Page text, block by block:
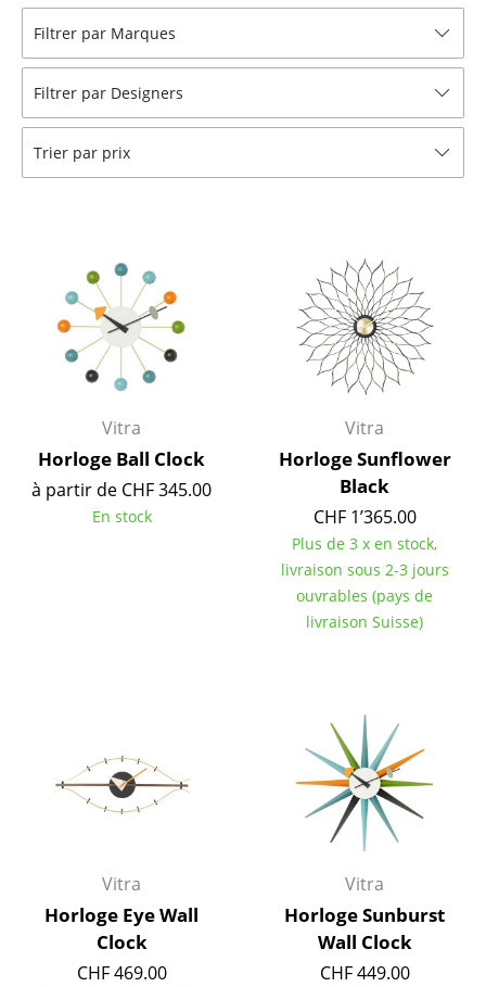
Chaises et Tabourets de bar
Tabourets
Bancs & Chaises longues
Poufs poires
Chaises à bascule
Chaises de bureau
Chaises de conférence
Pièces détachées
... voir tous les sièges
Secrétaires & Tables PC
Tables de conférence et Pupitres
Tables enfants
Table de jardin
Chariots & Dessertes
Filtrer par Marques
Filtrer par Designers
Trier par prix
Vitra
Horloge Ball Clock
à partir de CHF 345.00
En stock
Vitra
Horloge Sunflower
Black
CHF 1’365.00
Plus de 3 x en stock,
livraison sous 2-3 jours
ouvrables (pays de
livraison Suisse)
Vitra
Horloge Eye Wall
Clock
CHF 469.00
Vitra
Horloge Sunburst
Wall Clock
CHF 449.00